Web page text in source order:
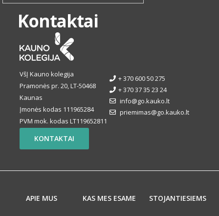
Kontaktai
VšĮ Kauno kolegija
Pramonės pr. 20, LT-50468
Kaunas
Įmonės kodas 111965284
PVM mok. kodas LT119652811
+ 370 600 50 275
+ 370 37 35 23 24
info@go.kauko.lt
priemimas@go.kauko.lt
KONTAKTAI
APIE MUS KAS MES ESAME STOJANTIESIEMS